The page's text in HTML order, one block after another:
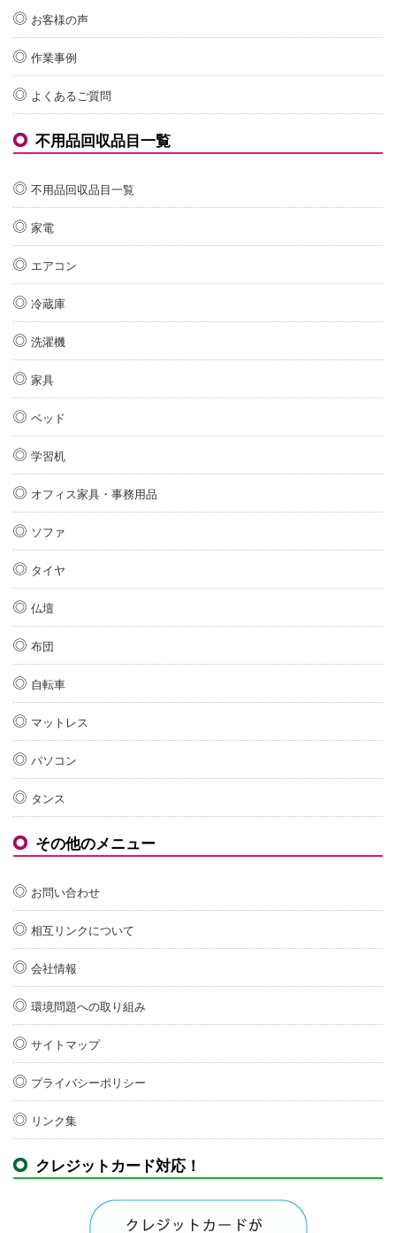
お客様の声
作業事例
よくあるご質問
不用品回収品目一覧
不用品回収品目一覧
家電
エアコン
冷蔵庫
洗濯機
家具
ベッド
学習机
オフィス家具・事務用品
ソファ
タイヤ
仏壇
布団
自転車
マットレス
パソコン
タンス
その他のメニュー
お問い合わせ
相互リンクについて
会社情報
環境問題への取り組み
サイトマップ
プライバシーポリシー
リンク集
クレジットカード対応！